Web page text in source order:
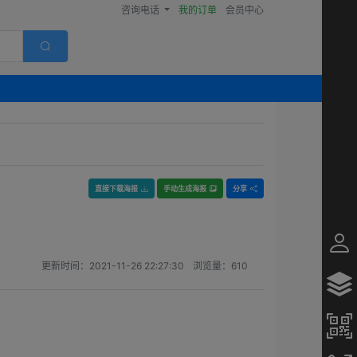
咨询电话 我的订单 会员中心
直接下载海报 手动生成海报 分享
更新时间： 2021-11-26 22:27:30 浏览量： 610